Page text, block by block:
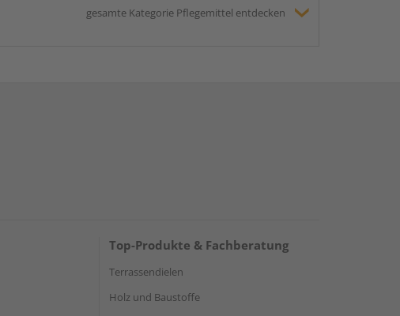
gesamte Kategorie Pflegemittel entdecken
Top-Produkte & Fachberatung
Terrassendielen
Holz und Baustoffe